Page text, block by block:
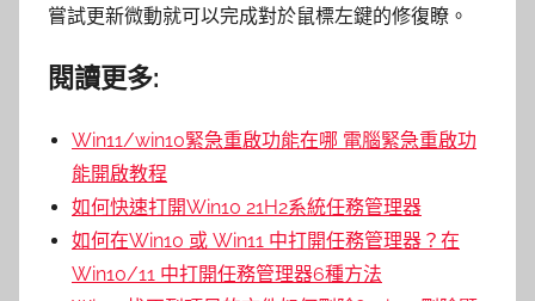
嘗試更新微動就可以完成對於鼠標左鍵的修復瞭。
閱讀更多:
Win11/win10緊急重啟功能在哪 電腦緊急重啟功
能開啟教程
如何快速打開Win10 21H2系統任務管理器
如何在Win10 或 Win11 中打開任務管理器？在
Win10/11 中打開任務管理器6種方法